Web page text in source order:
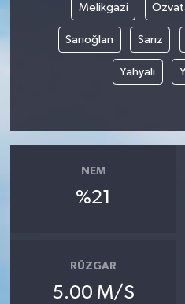
Melikgazi
Sarıoğlan Sarız
Yahyalı
NEM
%21
RÜZGAR
5.00 M/S